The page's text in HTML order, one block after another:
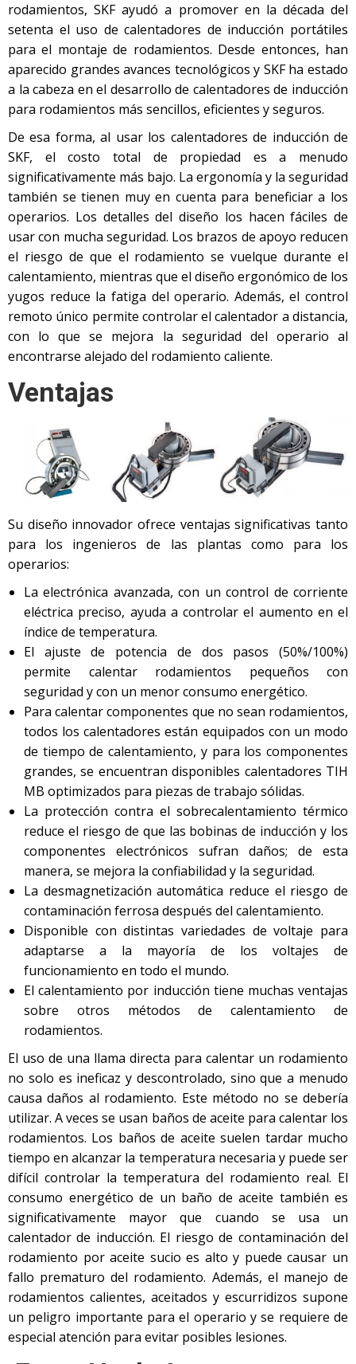
rodamientos, SKF ayudó a promover en la década del
setenta el uso de calentadores de inducción portátiles
para el montaje de rodamientos. Desde entonces, han
aparecido grandes avances tecnológicos y SKF ha estado
a la cabeza en el desarrollo de calentadores de inducción
para rodamientos más sencillos, eficientes y seguros.
De esa forma, al usar los calentadores de inducción de
SKF, el costo total de propiedad es a menudo
significativamente más bajo. La ergonomía y la seguridad
también se tienen muy en cuenta para beneficiar a los
operarios. Los detalles del diseño los hacen fáciles de
usar con mucha seguridad. Los brazos de apoyo reducen
el riesgo de que el rodamiento se vuelque durante el
calentamiento, mientras que el diseño ergonómico de los
yugos reduce la fatiga del operario. Además, el control
remoto único permite controlar el calentador a distancia,
con lo que se mejora la seguridad del operario al
encontrarse alejado del rodamiento caliente.
Ventajas
Su diseño innovador ofrece ventajas significativas tanto
para los ingenieros de las plantas como para los
operarios:
La electrónica avanzada, con un control de corriente
eléctrica preciso, ayuda a controlar el aumento en el
índice de temperatura.
El ajuste de potencia de dos pasos (50%/100%)
permite calentar rodamientos pequeños con
seguridad y con un menor consumo energético.
Para calentar componentes que no sean rodamientos,
todos los calentadores están equipados con un modo
de tiempo de calentamiento, y para los componentes
grandes, se encuentran disponibles calentadores TIH
MB optimizados para piezas de trabajo sólidas.
La protección contra el sobrecalentamiento térmico
reduce el riesgo de que las bobinas de inducción y los
componentes electrónicos sufran daños; de esta
manera, se mejora la confiabilidad y la seguridad.
La desmagnetización automática reduce el riesgo de
contaminación ferrosa después del calentamiento.
Disponible con distintas variedades de voltaje para
adaptarse a la mayoría de los voltajes de
funcionamiento en todo el mundo.
El calentamiento por inducción tiene muchas ventajas
sobre otros métodos de calentamiento de
rodamientos.
El uso de una llama directa para calentar un rodamiento
no solo es ineficaz y descontrolado, sino que a menudo
causa daños al rodamiento. Este método no se debería
utilizar. A veces se usan baños de aceite para calentar los
rodamientos. Los baños de aceite suelen tardar mucho
tiempo en alcanzar la temperatura necesaria y puede ser
difícil controlar la temperatura del rodamiento real. El
consumo energético de un baño de aceite también es
significativamente mayor que cuando se usa un
calentador de inducción. El riesgo de contaminación del
rodamiento por aceite sucio es alto y puede causar un
fallo prematuro del rodamiento. Además, el manejo de
rodamientos calientes, aceitados y escurridizos supone
un peligro importante para el operario y se requiere de
especial atención para evitar posibles lesiones.